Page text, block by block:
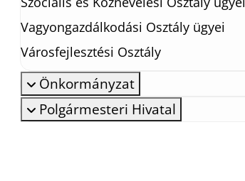
Vagyongazdálkodási Osztály ügyei
Városfejlesztési Osztály
Önkormányzat
Polgármesteri Hivatal